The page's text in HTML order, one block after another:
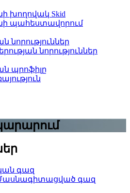
խողովակ Skid
պահեստավորում
նորություններ
նորություններ
պրոֆիլը
գազ
գազ